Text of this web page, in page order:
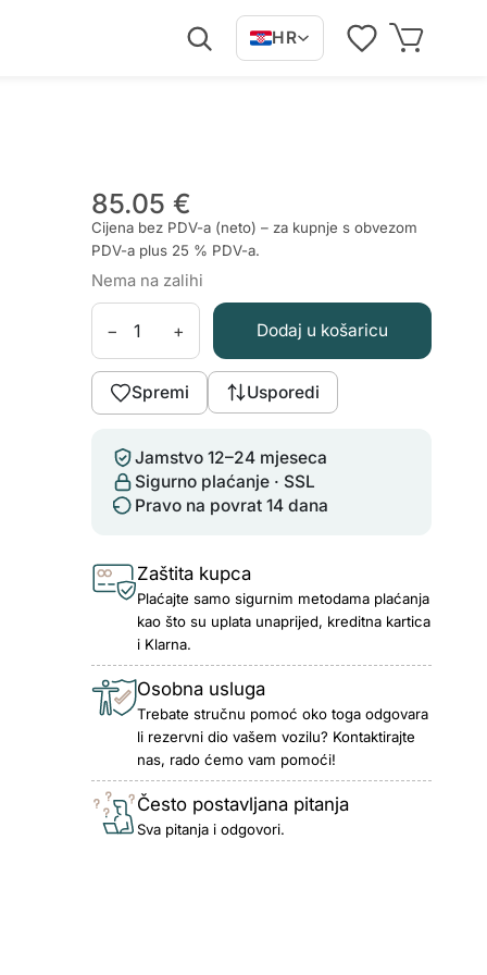
HR
85.05 €
Cijena bez PDV-a (neto) – za kupnje s obvezom
PDV-a plus 25 % PDV-a.
Nema na zalihi
− + Dodaj u košaricu
Spremi Usporedi
Jamstvo 12–24 mjeseca
Sigurno plaćanje · SSL
Pravo na povrat 14 dana
Zaštita kupca
Plaćajte samo sigurnim metodama plaćanja
kao što su uplata unaprijed, kreditna kartica
i Klarna.
Osobna usluga
Trebate stručnu pomoć oko toga odgovara
li rezervni dio vašem vozilu? Kontaktirajte
nas, rado ćemo vam pomoći!
Često postavljana pitanja
Sva pitanja i odgovori.